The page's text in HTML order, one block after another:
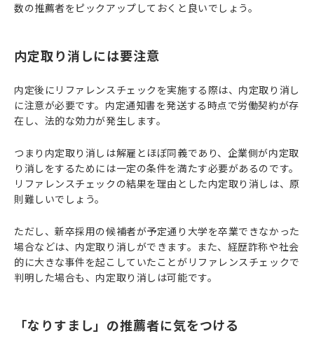
数の推薦者をピックアップしておくと良いでしょう。
内定取り消しには要注意
内定後にリファレンスチェックを実施する際は、内定取り消し
に注意が必要です。内定通知書を発送する時点で労働契約が存
在し、法的な効力が発生します。
つまり内定取り消しは解雇とほぼ同義であり、企業側が内定取
り消しをするためには一定の条件を満たす必要があるのです。
リファレンスチェックの結果を理由とした内定取り消しは、原
則難しいでしょう。
ただし、新卒採用の候補者が予定通り大学を卒業できなかった
場合などは、内定取り消しができます。また、経歴詐称や社会
的に大きな事件を起こしていたことがリファレンスチェックで
判明した場合も、内定取り消しは可能です。
「なりすまし」の推薦者に気をつける